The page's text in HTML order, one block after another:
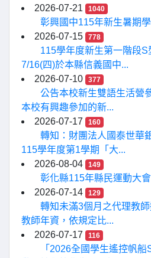
2026-07-21
1040
彰興國中115年新生暑期
2026-07-15
778
115學年度新生第一階段
7/16(四)於本縣信義國中...
2026-07-10
377
公告本校新生雙語生活營
本校有興趣參加的新...
2026-07-17
160
轉知：財團法人國泰世華
115學年度第1學期「大...
2026-08-04
149
彰化縣115年縣民運動大
2026-07-14
129
轉知未滿3個月之代理教
教師年資，依規定比...
2026-07-17
116
「2026全國學生遙控帆